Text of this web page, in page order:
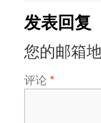
发表回复
您的邮箱
评论 *